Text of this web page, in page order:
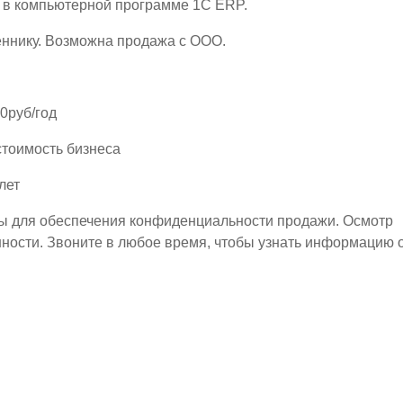
в компьютерной программе 1С ЕRP.
Возможна продажа с ООО.
год
бизнеса
для обеспечения конфиденциальности продажи. Осмотр
Звоните в любое время, чтобы узнать информацию